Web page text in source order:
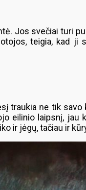
Jos svečiai turi
teigia, kad
traukia ne tik
eilinio laipsnį,
ir jėgų, tačiau ir